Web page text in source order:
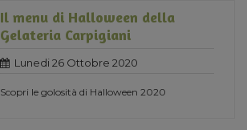
Il menu di Halloween della
Gelateria Carpigiani
Lunedi 26 Ottobre 2020
Scopri le golosità di Halloween 2020